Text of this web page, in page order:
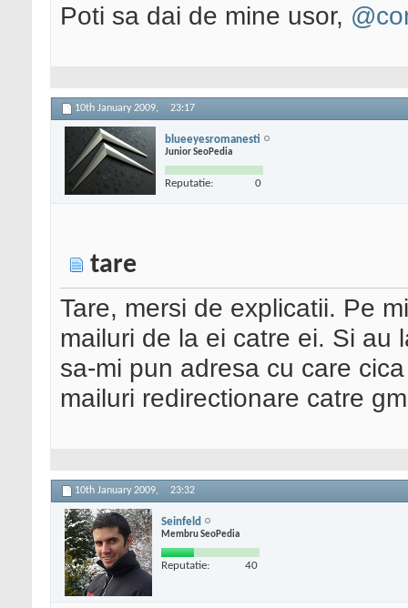
Poti sa dai de mine usor,
10th January 2009, 23:17
blueeyesromanesti
Junior SeoPedia
Reputatie: 0
tare
Tare, mersi de explicatii. Pe
mailuri de la ei catre ei. Si au
sa-mi pun adresa cu care
mailuri redirectionare catre
10th January 2009, 23:32
Seinfeld
Membru SeoPedia
Reputatie: 40